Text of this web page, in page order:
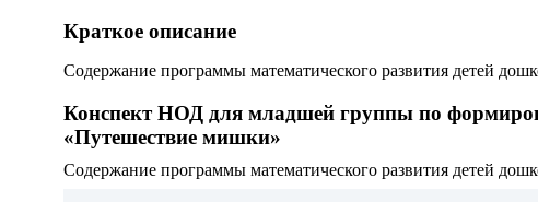
Краткое описание
Содержание программы математического развития детей
Конспект НОД для младшей группы по
«Путешествие мишки»
Содержание программы математического развития детей